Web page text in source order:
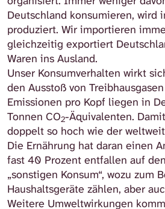
Deutschland konsumieren, wird
produziert. Wir importieren
gleichzeitig exportiert
Waren ins Ausland.
Unser Konsumverhalten wirkt
den Ausstoß von
Emissionen pro Kopf liegen in
Tonnen CO2-Äquivalenten.
doppelt so hoch wie der
Die Ernährung hat daran einen
fast 40 Prozent entfallen auf
„sonstigen Konsum“, wozu zum
Haushaltsgeräte zählen, aber
Weitere Umweltwirkungen